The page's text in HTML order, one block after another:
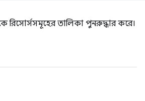
রিসোর্সসমূহের তালিকা পুনরুদ্ধার করে।